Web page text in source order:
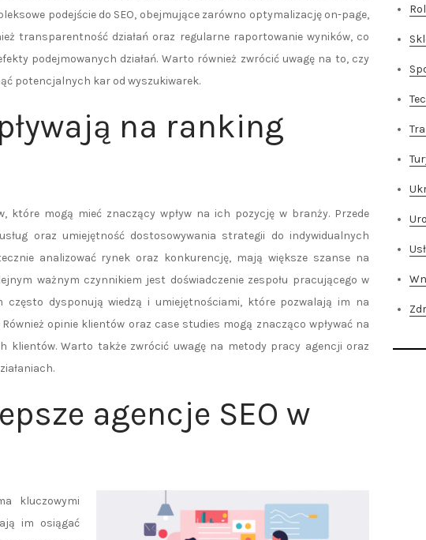
podejście do SEO, obejmujące zarówno optymalizację on-page,
transparentność działań oraz regularne raportowanie wyników, co
podejmowanych działań. Warto również zwrócić uwagę na to, czy
potencjalnych kar od wyszukiwarek.
na ranking
które mogą mieć znaczący wpływ na ich pozycję w branży. Przede
oraz umiejętność dostosowywania strategii do indywidualnych
analizować rynek oraz konkurencję, mają większe szanse na
ważnym czynnikiem jest doświadczenie zespołu pracującego w
często dysponują wiedzą i umiejętnościami, które pozwalają im na
opinie klientów oraz case studies mogą znacząco wpływać na
klientów. Warto także zwrócić uwagę na metody pracy agencji oraz
agencje SEO w
kluczowymi
im osiągać